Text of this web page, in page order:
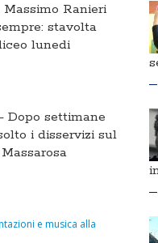
Massimo Ranieri
stavolta
lunedi
Dopo settimane
i disservizi sul